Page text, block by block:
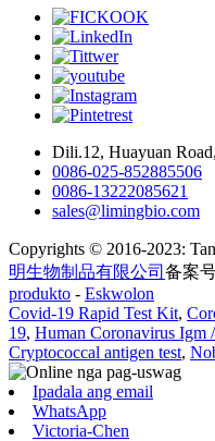
Dili.12, Huayuan
0086-025-852885506
0086-13222085621
sales@limingbio.com
Copyrights © 2016-2023:
明生物制品有限公司 备案
produkto - Eskwolon
Covid-19 Rapid Test Kit,
19, Human Coronavirus Igm
Cryptococcal antigen test,
Ipadala ang email
WhatsApp
Victoria-Chen